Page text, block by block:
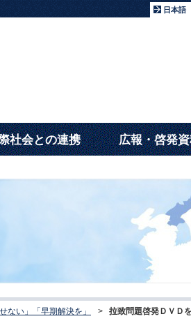
日本語
社会との連携 広報・啓発
ない」「早期解決を」 > 拉致問題啓発ＤＶＤ